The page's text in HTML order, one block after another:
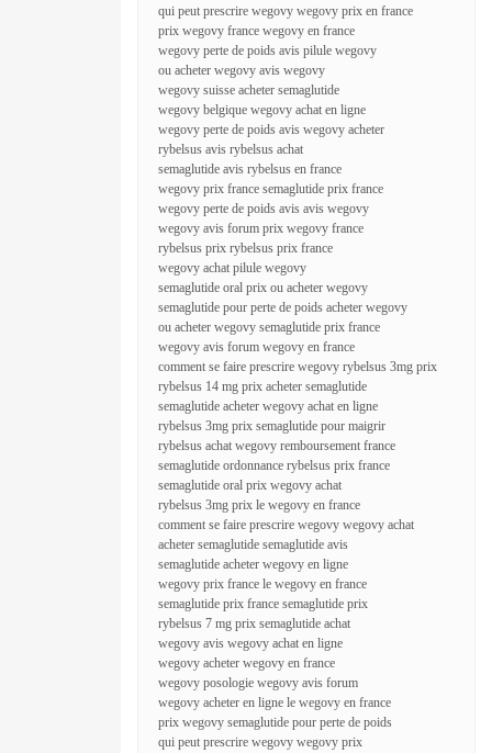
qui peut prescrire wegovy wegovy prix en france
prix wegovy france wegovy en france
wegovy perte de poids avis pilule wegovy
ou acheter wegovy avis wegovy
wegovy suisse acheter semaglutide
wegovy belgique wegovy achat en ligne
wegovy perte de poids avis wegovy acheter
rybelsus avis rybelsus achat
semaglutide avis rybelsus en france
wegovy prix france semaglutide prix france
wegovy perte de poids avis avis wegovy
wegovy avis forum prix wegovy france
rybelsus prix rybelsus prix france
wegovy achat pilule wegovy
semaglutide oral prix ou acheter wegovy
semaglutide pour perte de poids acheter wegovy
ou acheter wegovy semaglutide prix france
wegovy avis forum wegovy en france
comment se faire prescrire wegovy rybelsus 3mg prix
rybelsus 14 mg prix acheter semaglutide
semaglutide acheter wegovy achat en ligne
rybelsus 3mg prix semaglutide pour maigrir
rybelsus achat wegovy remboursement france
semaglutide ordonnance rybelsus prix france
semaglutide oral prix wegovy achat
rybelsus 3mg prix le wegovy en france
comment se faire prescrire wegovy wegovy achat
acheter semaglutide semaglutide avis
semaglutide acheter wegovy en ligne
wegovy prix france le wegovy en france
semaglutide prix france semaglutide prix
rybelsus 7 mg prix semaglutide achat
wegovy avis wegovy achat en ligne
wegovy acheter wegovy en france
wegovy posologie wegovy avis forum
wegovy acheter en ligne le wegovy en france
prix wegovy semaglutide pour perte de poids
qui peut prescrire wegovy wegovy prix